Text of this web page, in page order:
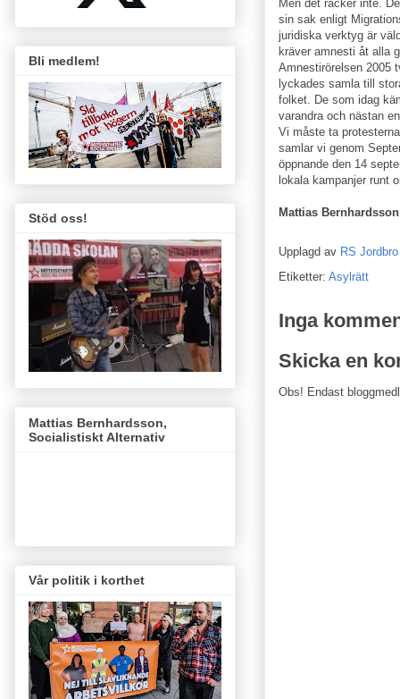
Men det räcker inte.
sin sak enligt
juridiska verktyg är
kräver amnesti åt alla
Amnestirörelsen 2005
lyckades samla till
folket. De som idag
varandra och nästan
Vi måste ta
samlar vi genom
öppnande den 14
lokala kampanjer runt
Mattias Bernhardsson
Upplagd av RS Jordbro
Etiketter: Asylrätt
Inga
Skicka en
Obs! Endast
Bli medlem!
Stöd oss!
Mattias Bernhardsson,
Socialistiskt Alternativ
Vår politik i korthet